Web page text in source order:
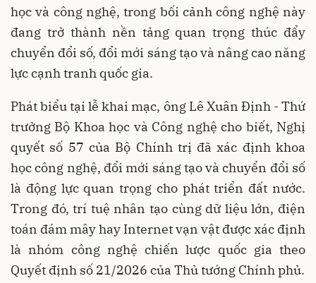
học và công nghệ, trong bối cảnh công nghệ này
đang trở thành nền tảng quan trọng thúc đẩy
chuyển đổi số, đổi mới sáng tạo và nâng cao năng
lực cạnh tranh quốc gia.
Phát biểu tại lễ khai mạc, ông Lê Xuân Định - Thứ
trưởng Bộ Khoa học và Công nghệ cho biết, Nghị
quyết số 57 của Bộ Chính trị đã xác định khoa
học công nghệ, đổi mới sáng tạo và chuyển đổi số
là động lực quan trọng cho phát triển đất nước.
Trong đó, trí tuệ nhân tạo cùng dữ liệu lớn, điện
toán đám mây hay Internet vạn vật được xác định
là nhóm công nghệ chiến lược quốc gia theo
Quyết định số 21/2026 của Thủ tướng Chính phủ.